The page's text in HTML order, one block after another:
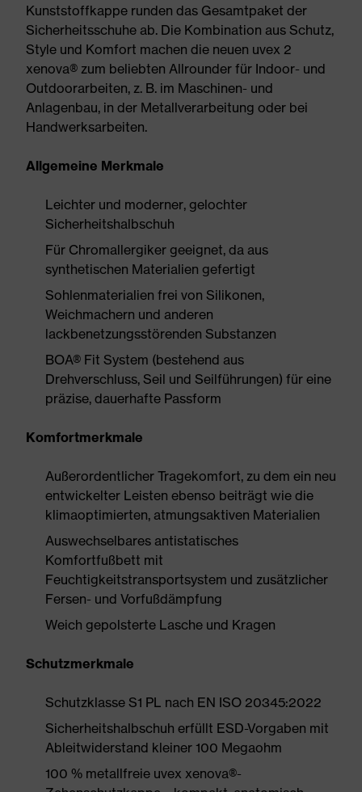
Kunststoffkappe runden das Gesamtpaket der
Sicherheitsschuhe ab. Die Kombination aus Schutz,
Style und Komfort machen die neuen uvex 2
xenova® zum beliebten Allrounder für Indoor- und
Outdoorarbeiten, z. B. im Maschinen- und
Anlagenbau, in der Metallverarbeitung oder bei
Handwerksarbeiten.
Allgemeine Merkmale
Leichter und moderner, gelochter
Sicherheitshalbschuh
Für Chromallergiker geeignet, da aus
synthetischen Materialien gefertigt
Sohlenmaterialien frei von Silikonen,
Weichmachern und anderen
lackbenetzungsstörenden Substanzen
BOA® Fit System (bestehend aus
Drehverschluss, Seil und Seilführungen) für eine
präzise, dauerhafte Passform
Komfortmerkmale
Außerordentlicher Tragekomfort, zu dem ein neu
entwickelter Leisten ebenso beiträgt wie die
klimaoptimierten, atmungsaktiven Materialien
Auswechselbares antistatisches
Komfortfußbett mit
Feuchtigkeitstransportsystem und zusätzlicher
Fersen- und Vorfußdämpfung
Weich gepolsterte Lasche und Kragen
Schutzmerkmale
Schutzklasse S1 PL nach EN ISO 20345:2022
Sicherheitshalbschuh erfüllt ESD-Vorgaben mit
Ableitwiderstand kleiner 100 Megaohm
100 % metallfreie uvex xenova®-